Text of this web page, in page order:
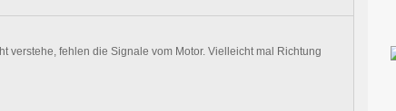
verstehe, fehlen die Signale vom Motor. Vielleicht mal Richtung